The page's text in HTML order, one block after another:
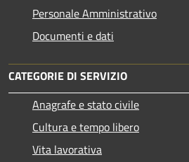
Personale Amministrativo
Documenti e dati
CATEGORIE DI SERVIZIO
Anagrafe e stato civile
Cultura e tempo libero
Vita lavorativa